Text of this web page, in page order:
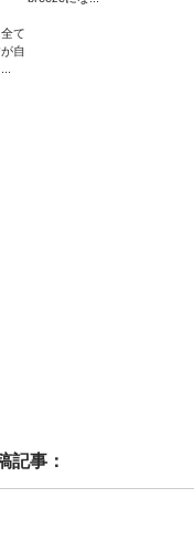
て
自
記事：